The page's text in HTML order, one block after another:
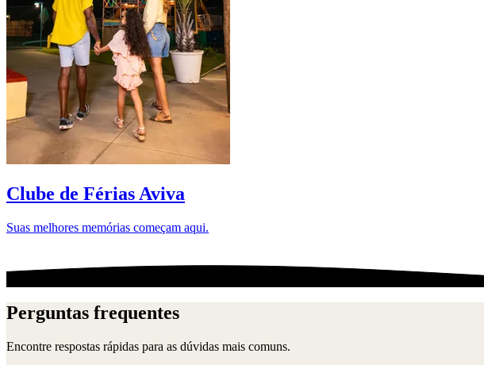
Clube de Férias Aviva
Suas melhores memórias começam aqui.
Perguntas frequentes
Encontre respostas rápidas para as dúvidas mais comuns.